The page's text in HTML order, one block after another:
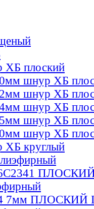
плоский
шнур ХБ
шнур ХБ
шнур ХБ
шнур ХБ
шнур ХБ
круглый
7мм ПЛОСКИЙ